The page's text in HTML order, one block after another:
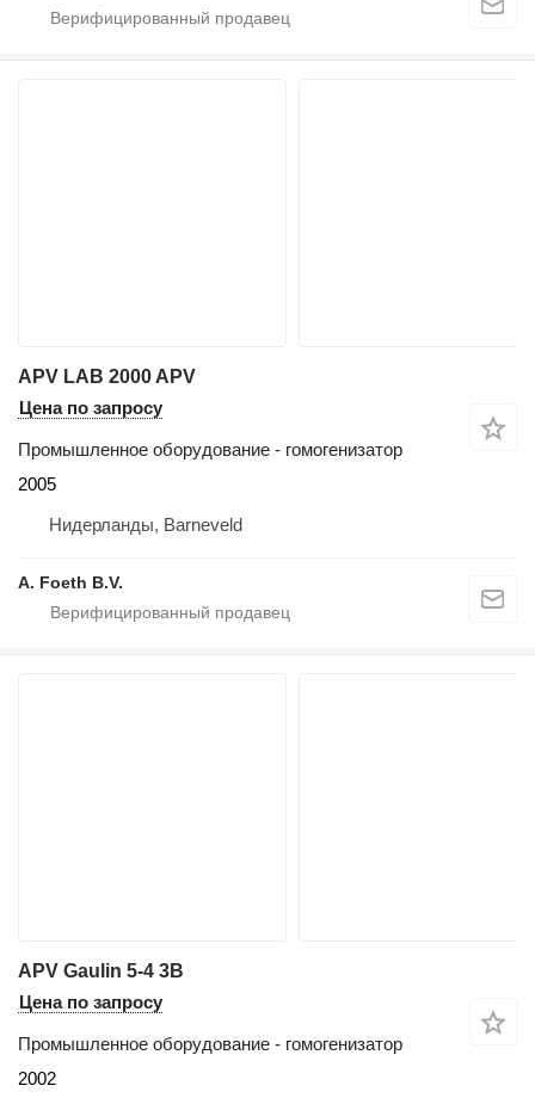
APV LAB 2000 APV
Цена по запросу
Промышленное оборудование - гомогенизатор
2005
Нидерланды, Barneveld
A. Foeth B.V.
APV Gaulin 5-4 3B
Цена по запросу
Промышленное оборудование - гомогенизатор
2002